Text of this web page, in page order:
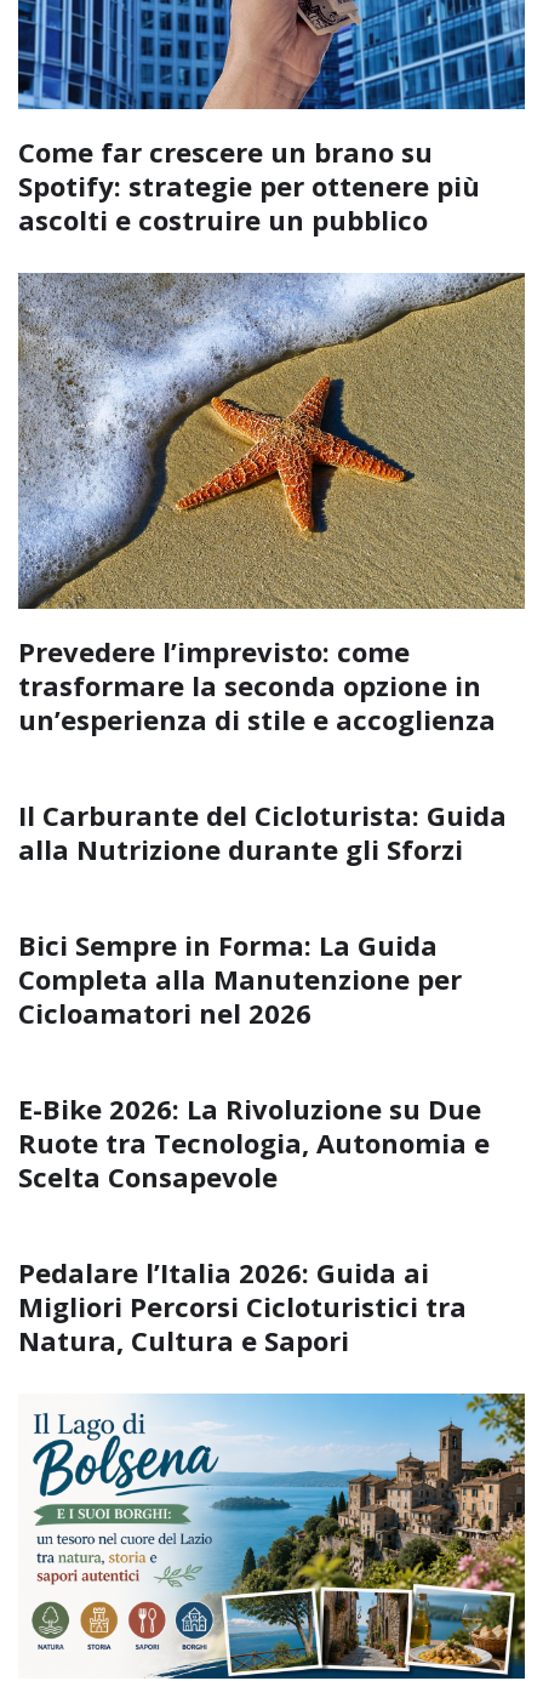
Come far crescere un brano su
Spotify: strategie per ottenere più
ascolti e costruire un pubblico
Prevedere l’imprevisto: come
trasformare la seconda opzione in
un’esperienza di stile e accoglienza
Il Carburante del Cicloturista: Guida
alla Nutrizione durante gli Sforzi
Bici Sempre in Forma: La Guida
Completa alla Manutenzione per
Cicloamatori nel 2026
E-Bike 2026: La Rivoluzione su Due
Ruote tra Tecnologia, Autonomia e
Scelta Consapevole
Pedalare l’Italia 2026: Guida ai
Migliori Percorsi Cicloturistici tra
Natura, Cultura e Sapori